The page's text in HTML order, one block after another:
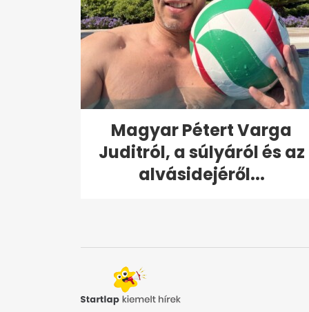
Magyar Pétert Varga
Juditról, a súlyáról és az
alvásidejéről...